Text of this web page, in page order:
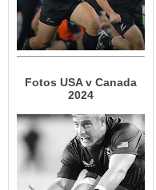
Fotos USA v Canada
2024